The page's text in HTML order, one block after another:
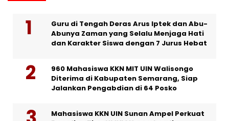
Guru di Tengah Deras Arus Iptek dan Abu-
Abunya Zaman yang Selalu Menjaga Hati
dan Karakter Siswa dengan 7 Jurus Hebat
960 Mahasiswa KKN MIT UIN Walisongo
Diterima di Kabupaten Semarang, Siap
Jalankan Pengabdian di 64 Posko
Mahasiswa KKN UIN Sunan Ampel Perkuat